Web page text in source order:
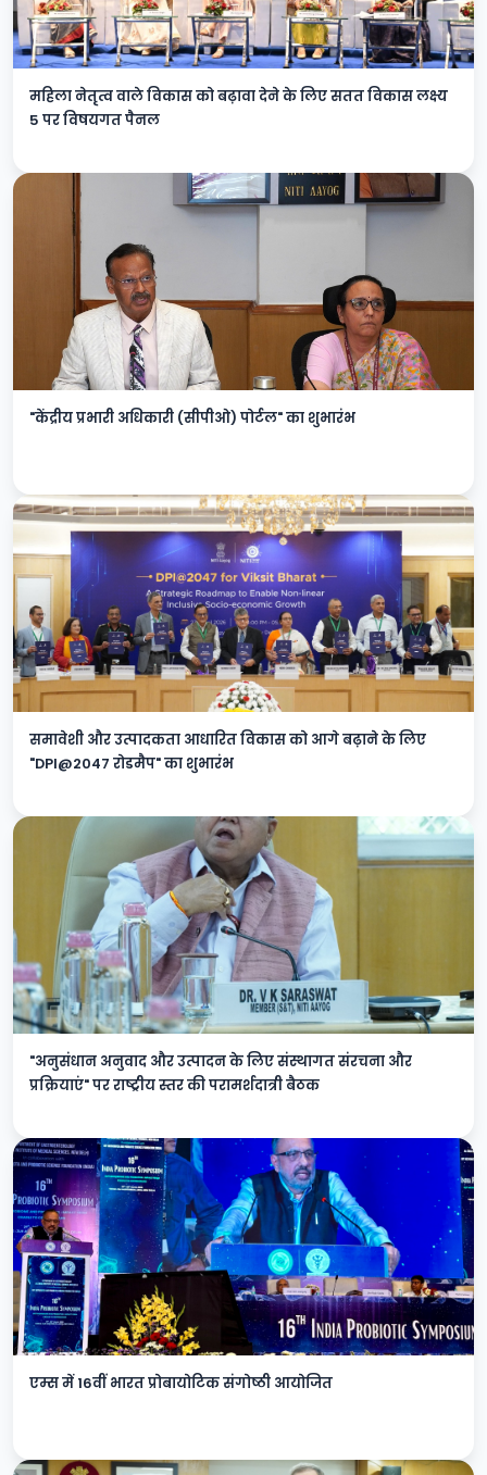
महिला नेतृत्व वाले विकास को बढ़ावा देने के लिए सतत विकास लक्ष्य
5 पर विषयगत पैनल
"केंद्रीय प्रभारी अधिकारी (सीपीओ) पोर्टल" का शुभारंभ
समावेशी और उत्पादकता आधारित विकास को आगे बढ़ाने के लिए
"DPI@2047 रोडमैप" का शुभारंभ
"अनुसंधान अनुवाद और उत्पादन के लिए संस्थागत संरचना और
प्रक्रियाएं" पर राष्ट्रीय स्तर की परामर्शदात्री बैठक
एम्स में 16वीं भारत प्रोबायोटिक संगोष्ठी आयोजित